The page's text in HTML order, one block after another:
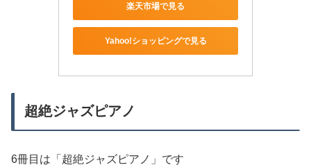
楽天市場で見る
Yahoo!ショッピングで見る
超絶ジャズピアノ
6冊目は「超絶ジャズピアノ」です